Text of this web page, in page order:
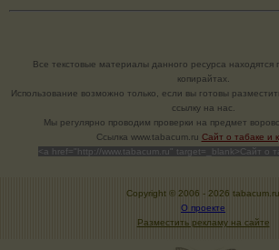
Все текстовые материалы данного ресурса находятся
копирайтах.
Использование возможно только, если вы готовы
ссылку на нас.
Мы регулярно проводим проверки на предмет
Cсылка www.tabacum.ru Сайт о табаке и
<a href="http://www.tabacum.ru" target=_blank>Сайт о
Copyright © 2006 - 2026 tabacum.ru
О проекте
Разместить рекламу на сайте